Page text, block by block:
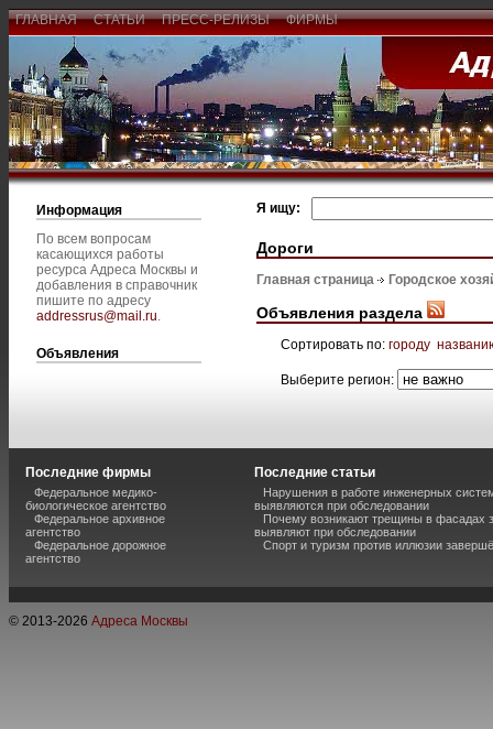
ГЛАВНАЯ СТАТЬИ ПРЕСС-РЕЛИЗЫ ФИРМЫ
Информация
По всем вопросам
касающихся работы
ресурса Адреса Москвы и
добавления в справочник
пишите по адресу
addressrus@mail.ru.
Объявления
Я ищу:
Дороги
Главная страница Городское
Объявления раздела
Сортировать по: городу
Выберите регион:
Последние фирмы
Федеральное медико-
биологическое агентство
Федеральное архивное
агентство
Федеральное дорожное
агентство
Последние статьи
Нарушения в работе инженерных
выявляются при обследовании
Почему возникают трещины в фасадах
выявляют при обследовании
Спорт и туризм против иллюзии
© 2013-2026 Адреса Москвы